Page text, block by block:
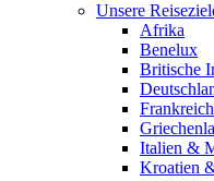
Unsere
Afrika
Benelux
Britische
Frankreich
Italien &
Kroatien